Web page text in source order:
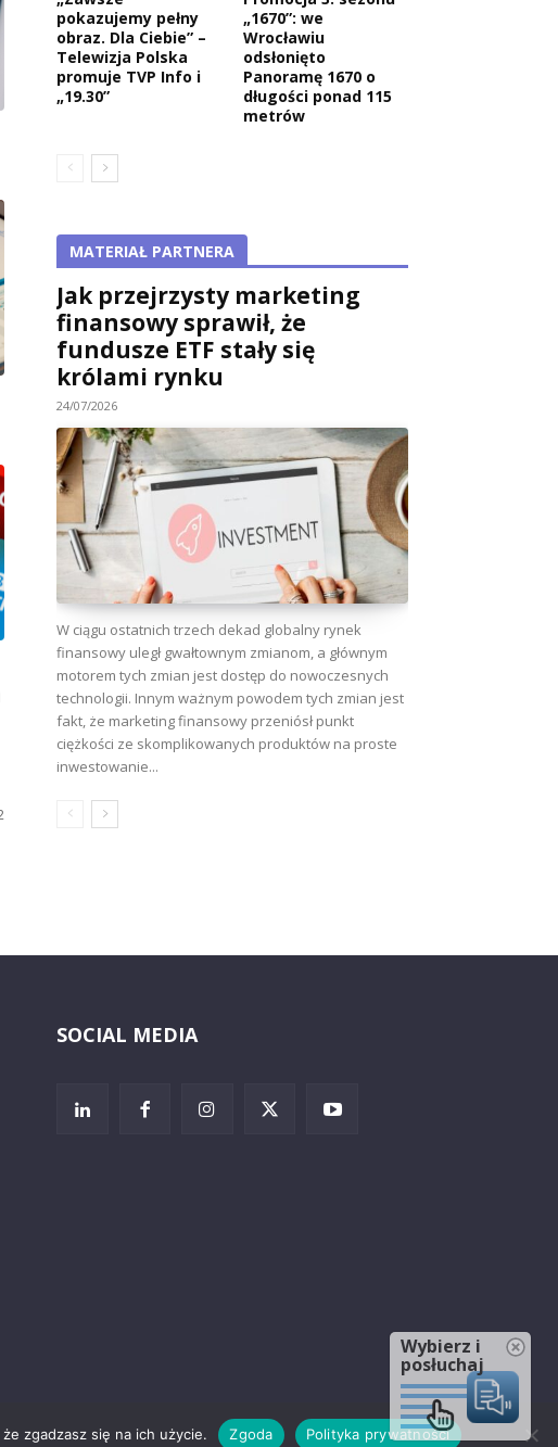
pokazujemy pełny
obraz. Dla Ciebie” –
Telewizja Polska
promuje TVP Info i
„19.30”
„1670”: we
Wrocławiu
odsłonięto
Panoramę 1670 o
długości ponad 115
metrów
MATERIAŁ PARTNERA
Jak przejrzysty marketing
finansowy sprawił, że
fundusze ETF stały się
królami rynku
24/07/2026
W ciągu ostatnich trzech dekad globalny rynek
finansowy uległ gwałtownym zmianom, a głównym
motorem tych zmian jest dostęp do nowoczesnych
technologii. Innym ważnym powodem tych zmian jest
fakt, że marketing finansowy przeniósł punkt
ciężkości ze skomplikowanych produktów na proste
inwestowanie...
SOCIAL MEDIA
zgadzasz się na ich użycie. Zgoda Polityka prywatności
Wybierz i
posłuchaj